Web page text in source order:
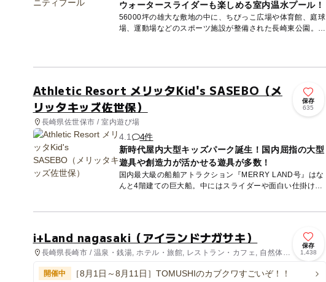
ウォータースライダーも楽しめる室内温水プール！
56000坪の雄大な敷地の中に、ちびっこ広場や体育館、庭球
場、運動場などのスポーツ施設が整備された長崎東公園。
Athletic Resort メリッタKid's SASEBO（メ
リッタキッズ佐世保）
長崎県佐世保市 / 室内遊び場
保存
635
4.1
4件
新時代屋内大型キッズパーク誕生！国内屈指の大型
遊具や創造力が活かせる遊具が多数！
国内最大級の船舶アトラクション『MERRY LAND号』はな
んと4階建ての巨大船。中にはスライダーや面白い仕掛けが
i+Land nagasaki（アイランドナガサキ）
長崎県長崎市 / 温泉・銭湯, ホテル・旅館, レストラン・カフェ, 自然体
保存
1,438
開催中 ［8月1日～8月11日］TOMUSHIのカブクワすごいぞ！！